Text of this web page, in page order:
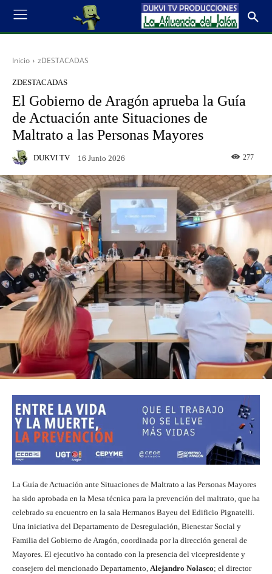
Inicio zDESTACADAS
ZDESTACADAS
El Gobierno de Aragón aprueba la Guía
de Actuación ante Situaciones de
Maltrato a las Personas Mayores
DUKVI TV 16 Junio 2026 277
La Guía de Actuación ante Situaciones de Maltrato a las Personas Mayores
ha sido aprobada en la Mesa técnica para la prevención del maltrato, que ha
celebrado su encuentro en la sala Hermanos Bayeu del Edificio Pignatelli.
Una iniciativa del Departamento de Desregulación, Bienestar Social y
Familia del Gobierno de Aragón, coordinada por la dirección general de
Mayores. El ejecutivo ha contado con la presencia del vicepresidente y
consejero del mencionado Departamento, Alejandro Nolasco; el director